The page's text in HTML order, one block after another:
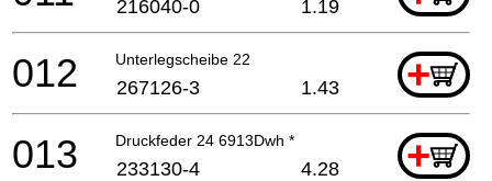
216040-0 1.19
Unterlegscheibe 22 +
012 267126-3 1.43
Druckfeder 24 6913Dwh * +
013 233130-4 4.28